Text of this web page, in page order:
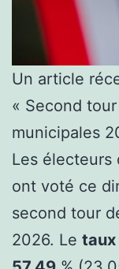
Un article
« Second
municipales
Les électeurs
ont voté ce
second tour
2026. Le